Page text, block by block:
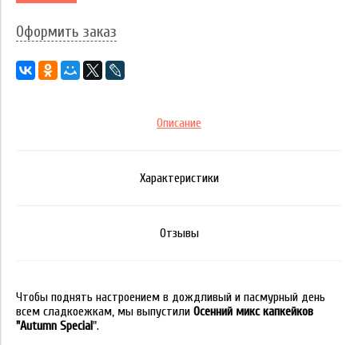
Оформить заказ
Описание
Характеристики
Отзывы
Чтобы поднять настроением в дождливый и пасмурный день
всем сладкоежкам, мы выпустили Осенний микс капкейков
"Autumn Special".